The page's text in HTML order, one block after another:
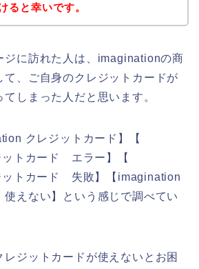
ると幸いです。
ジに訪れた人は、imaginationの商
て、ご自身のクレジットカードが
しまった人だと思います。
クレジットカード】【
トカード エラー】【
トカード 失敗】【imagination
えない】という感じで調べてい
レジットカードが使えないとお困